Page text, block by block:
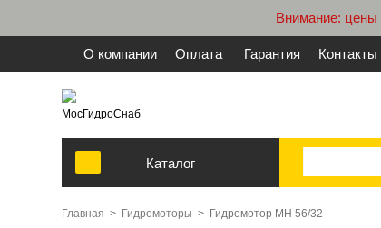
Внимание: цены
О компании Оплата Гарантия Контакты
МосГидроСнаб
Каталог
Главная > Гидромоторы > Гидромотор МН 56/32